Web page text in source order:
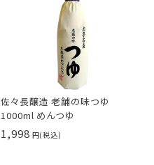
佐々長醸造 老舗の味つゆ
1000ml めんつゆ
1,998